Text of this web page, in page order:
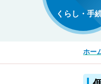
くらし・手
ホー